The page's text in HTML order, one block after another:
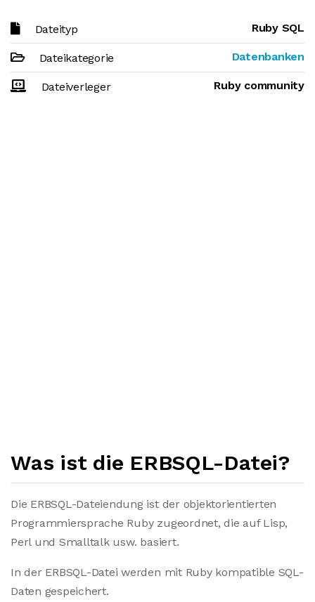
Dateityp Ruby SQL
Dateikategorie Datenbanken
Dateiverleger Ruby community
Was ist die ERBSQL-Datei?
Die ERBSQL-Dateiendung ist der objektorientierten
Programmiersprache Ruby zugeordnet, die auf Lisp,
Perl und Smalltalk usw. basiert.
In der ERBSQL-Datei werden mit Ruby kompatible SQL-
Daten gespeichert.